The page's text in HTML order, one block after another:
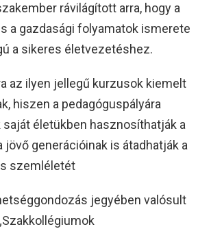
rávilágított arra, hogy a
a gazdasági folyamatok ismerete
a sikeres életvezetéshez.
az ilyen jellegű kurzusok kiemelt
hiszen a pedagóguspályára
életükben hasznosíthatják a
jövő generációinak is átadhatják a
szemléletét
jegyében valósult